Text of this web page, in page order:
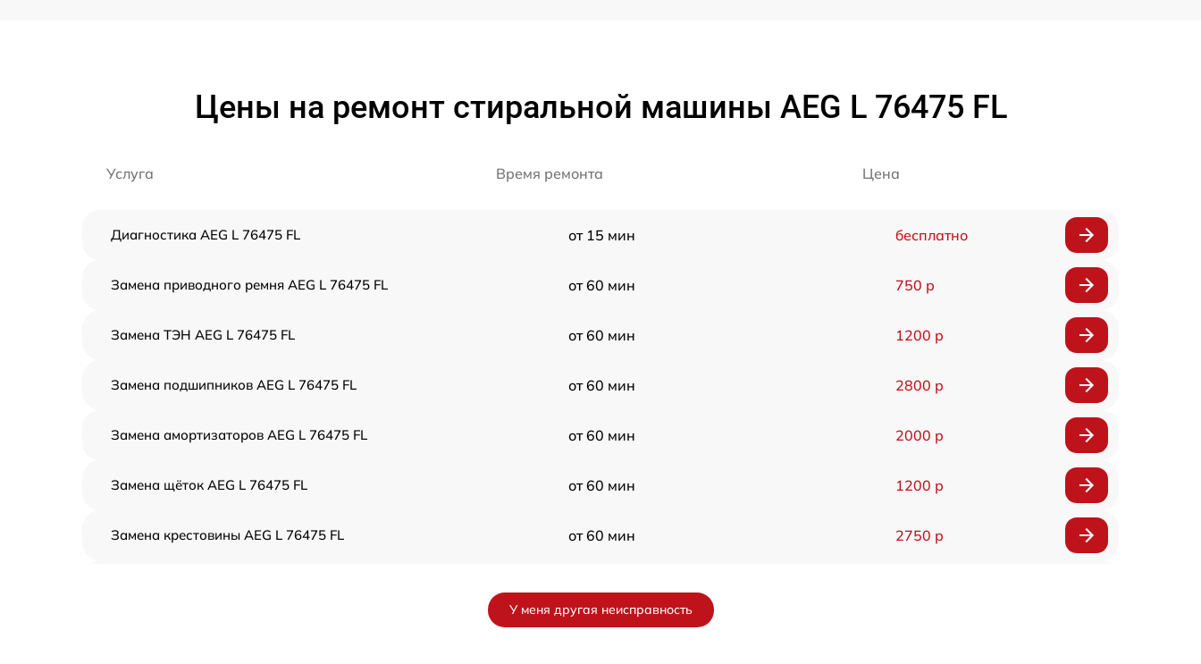
Цены на ремонт стиральной машины AEG L 76475 FL
Услуга Время ремонта Цена
Диагностика AEG L 76475 FL от 15 мин бесплатно
Замена приводного ремня AEG L 76475 FL от 60 мин 750 р
Замена ТЭН AEG L 76475 FL от 60 мин 1200 р
Замена подшипников AEG L 76475 FL от 60 мин 2800 р
Замена амортизаторов AEG L 76475 FL от 60 мин 2000 р
Замена щёток AEG L 76475 FL от 60 мин 1200 р
Замена крестовины AEG L 76475 FL от 60 мин 2750 р
У меня другая неисправность